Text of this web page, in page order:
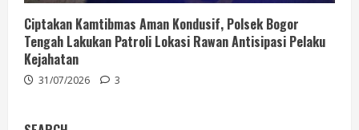
Ciptakan Kamtibmas Aman Kondusif, Polsek Bogor
Tengah Lakukan Patroli Lokasi Rawan Antisipasi Pelaku
Kejahatan
31/07/2026 3